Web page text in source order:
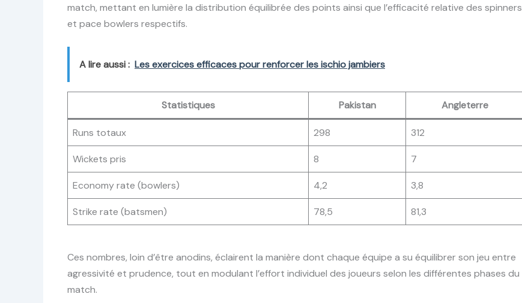
match, mettant en lumière la distribution équilibrée des points ainsi que l’efficacité relative des spinners
et pace bowlers respectifs.
A lire aussi : Les exercices efficaces pour renforcer les ischio jambiers
Statistiques Pakistan Angleterre
Runs totaux 298 312
Wickets pris 8 7
Economy rate (bowlers) 4,2 3,8
Strike rate (batsmen) 78,5 81,3
Ces nombres, loin d’être anodins, éclairent la manière dont chaque équipe a su équilibrer son jeu entre
agressivité et prudence, tout en modulant l’effort individuel des joueurs selon les différentes phases du
match.